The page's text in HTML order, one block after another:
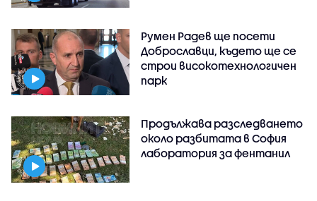
Румен Радев ще посети
Доброславци, където ще се
строи високотехнологичен
парк
Продължава разследването
около разбитата в София
лаборатория за фентанил